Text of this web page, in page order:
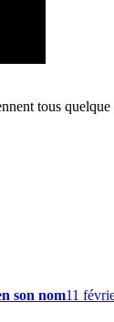
tous
son nom11